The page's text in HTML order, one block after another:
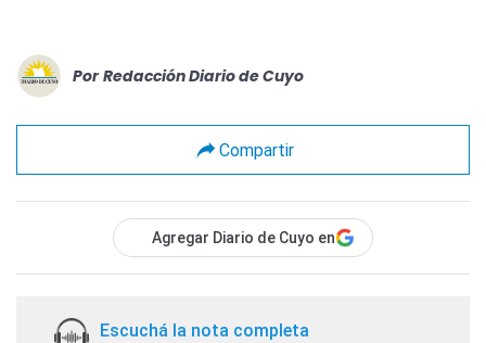
Por Redacción Diario de Cuyo
Compartir
Agregar Diario de Cuyo en
Escuchá la nota completa